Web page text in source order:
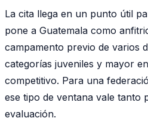
La cita llega en un punto útil
pone a Guatemala como
campamento previo de varios
categorías juveniles y mayor
competitivo. Para una
ese tipo de ventana vale tanto
evaluación.